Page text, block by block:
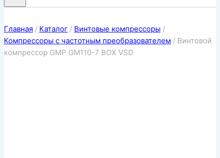
Главная / Каталог / Винтовые компрессоры /
Компрессоры с частотным преобразователем / Винтовой
компрессор GMP GM110-7 BOX VSD